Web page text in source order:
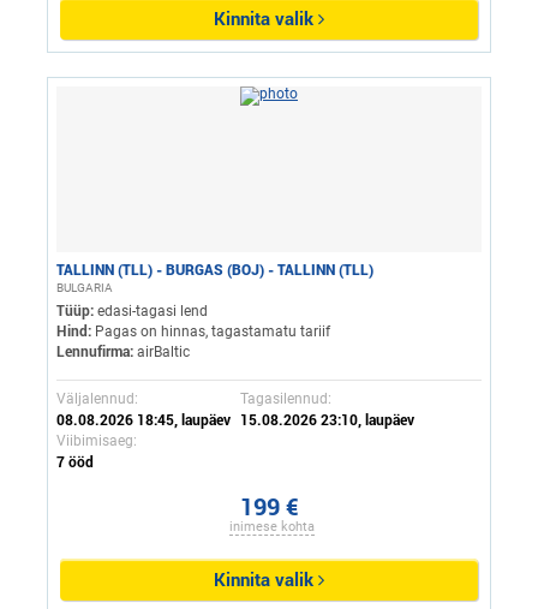
Kinnita valik
TALLINN (TLL) - BURGAS (BOJ) - TALLINN (TLL)
BULGARIA
Tüüp: edasi-tagasi lend
Hind: Pagas on hinnas, tagastamatu tariif
Lennufirma: airBaltic
Väljalennud:
08.08.2026 18:45, laupäev
Tagasilennud:
15.08.2026 23:10, laupäev
Viibimisaeg:
7 ööd
199 €
inimese kohta
Kinnita valik